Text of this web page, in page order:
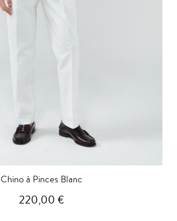
Chino à Pinces Blanc
220,00 €